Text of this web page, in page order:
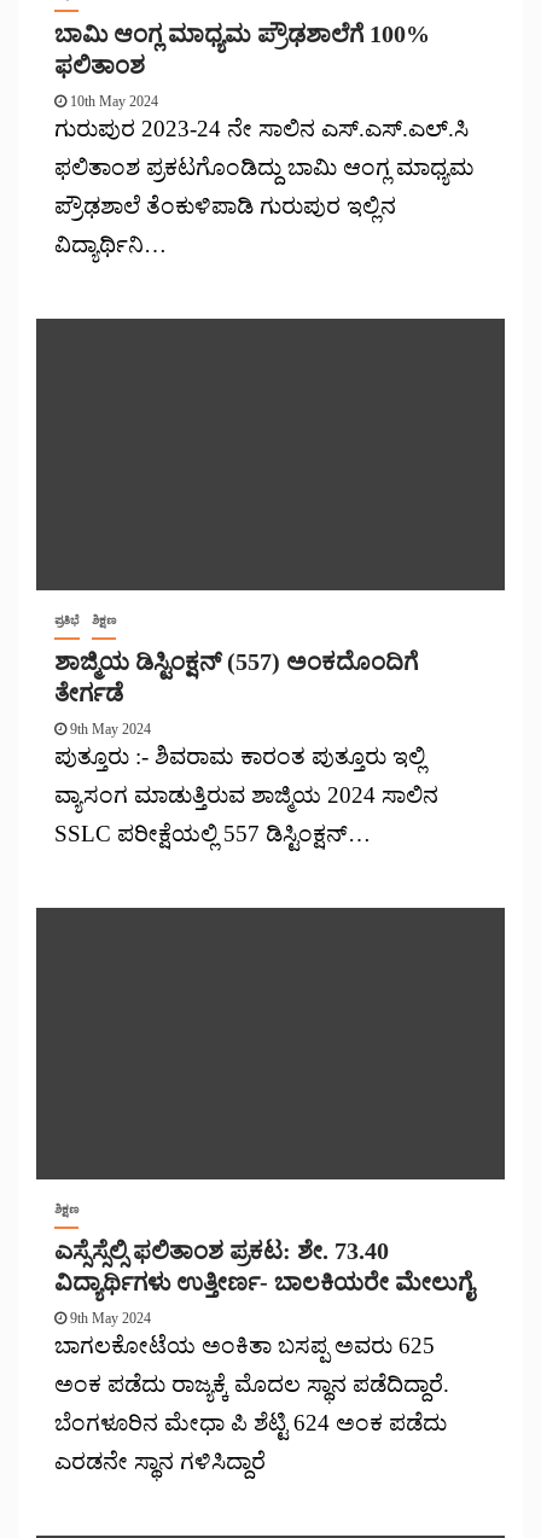
ಬಾಮಿ ಆಂಗ್ಲ ಮಾಧ್ಯಮ ಪ್ರೌಢಶಾಲೆಗೆ 100%
ಫಲಿತಾಂಶ
10th May 2024
ಗುರುಪುರ 2023-24 ನೇ ಸಾಲಿನ ಎಸ್.ಎಸ್.ಎಲ್.ಸಿ
ಫಲಿತಾಂಶ ಪ್ರಕಟಗೊಂಡಿದ್ದು ಬಾಮಿ ಆಂಗ್ಲ ಮಾಧ್ಯಮ
ಪ್ರೌಢಶಾಲೆ ತೆಂಕುಳಿಪಾಡಿ ಗುರುಪುರ ಇಲ್ಲಿನ
ವಿದ್ಯಾರ್ಥಿನಿ…
ಪ್ರತಿಭೆ ಶಿಕ್ಷಣ
ಶಾಜ್ಮಿಯ ಡಿಸ್ಟಿಂಕ್ಷನ್ (557) ಅಂಕದೊಂದಿಗೆ
ತೇರ್ಗಡೆ
9th May 2024
ಪುತ್ತೂರು :- ಶಿವರಾಮ ಕಾರಂತ ಪುತ್ತೂರು ಇಲ್ಲಿ
ವ್ಯಾಸಂಗ ಮಾಡುತ್ತಿರುವ ಶಾಜ್ಮಿಯ 2024 ಸಾಲಿನ
SSLC ಪರೀಕ್ಷೆಯಲ್ಲಿ 557 ಡಿಸ್ಟಿಂಕ್ಷನ್…
ಶಿಕ್ಷಣ
ಎಸ್ಸೆಸ್ಸೆಲ್ಸಿ ಫಲಿತಾಂಶ ಪ್ರಕಟ: ಶೇ. 73.40
ವಿದ್ಯಾರ್ಥಿಗಳು ಉತ್ತೀರ್ಣ- ಬಾಲಕಿಯರೇ ಮೇಲುಗೈ
9th May 2024
ಬಾಗಲಕೋಟೆಯ ಅಂಕಿತಾ ಬಸಪ್ಪ ಅವರು 625
ಅಂಕ ಪಡೆದು ರಾಜ್ಯಕ್ಕೆ ಮೊದಲ ಸ್ಥಾನ ಪಡೆದಿದ್ದಾರೆ.
ಬೆಂಗಳೂರಿನ ಮೇಧಾ ಪಿ ಶೆಟ್ಟಿ 624 ಅಂಕ ಪಡೆದು
ಎರಡನೇ ಸ್ಥಾನ ಗಳಿಸಿದ್ದಾರೆ